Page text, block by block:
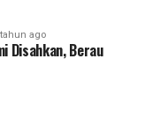
ago
Disahkan, Berau